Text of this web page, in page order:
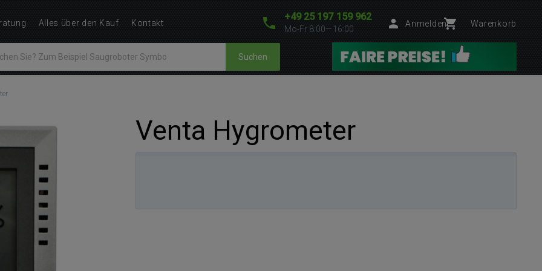
+49 25 197 159 962
Mo-Fr 8:00—16:00
Anmelden Warenkorb
Suchen
Venta Hygrometer
Alles über den Kauf Kontakt